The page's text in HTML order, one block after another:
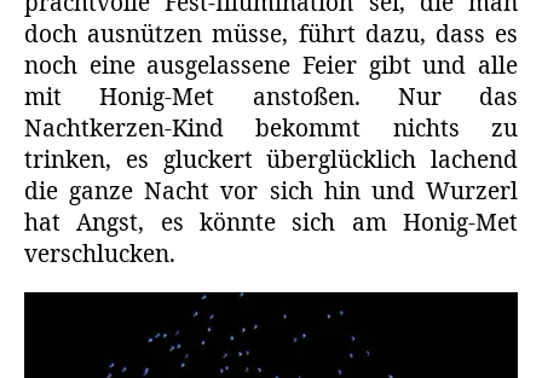
doch ausnützen müsse, führt dazu, dass es
noch eine ausgelassene Feier gibt und alle
mit Honig-Met anstoßen. Nur das
Nachtkerzen-Kind bekommt nichts zu
trinken, es gluckert überglücklich lachend
die ganze Nacht vor sich hin und Wurzerl
hat Angst, es könnte sich am Honig-Met
verschlucken.